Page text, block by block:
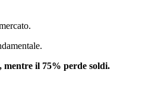
mentre il 75% perde soldi.